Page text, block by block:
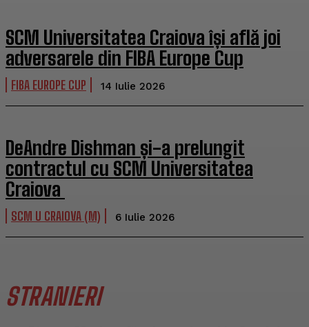
SCM Universitatea Craiova își află joi
adversarele din FIBA Europe Cup
FIBA EUROPE CUP 14 Iulie 2026
DeAndre Dishman și-a prelungit
contractul cu SCM Universitatea
Craiova
SCM U CRAIOVA (M) 6 Iulie 2026
STRANIERI